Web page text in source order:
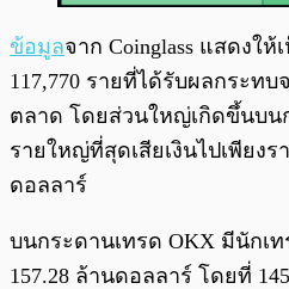
ข้อมูลจาก Coinglass แสดงใ
117,770 รายที่ได้รับผลกระท
ตลาด โดยส่วนใหญ่เกิดขึ้นบน
รายใหญ่ที่สุดเสียเงินไปเพียงร
ดอลลาร์
บนกระดานเทรด OKX มีนักเ
157.28 ล้านดอลลาร์ โดยที่